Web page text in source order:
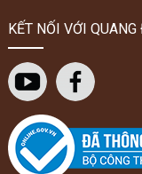
KẾT NỐI VỚI QUANG